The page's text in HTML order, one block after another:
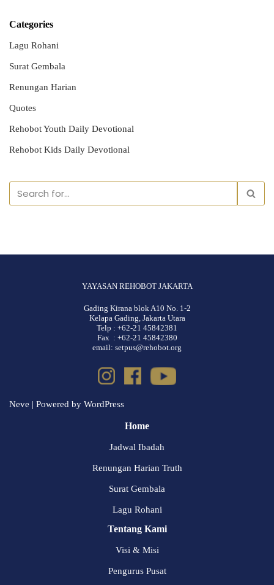
Categories
Lagu Rohani
Surat Gembala
Renungan Harian
Quotes
Rehobot Youth Daily Devotional
Rehobot Kids Daily Devotional
YAYASAN REHOBOT JAKARTA
Gading Kirana blok A10 No. 1-2
Kelapa Gading, Jakarta Utara
Telp : +62-21 45842381
Fax : +62-21 45842380
email: setpus@rehobot.org
Neve | Powered by WordPress
Home
Jadwal Ibadah
Renungan Harian Truth
Surat Gembala
Lagu Rohani
Tentang Kami
Visi & Misi
Pengurus Pusat